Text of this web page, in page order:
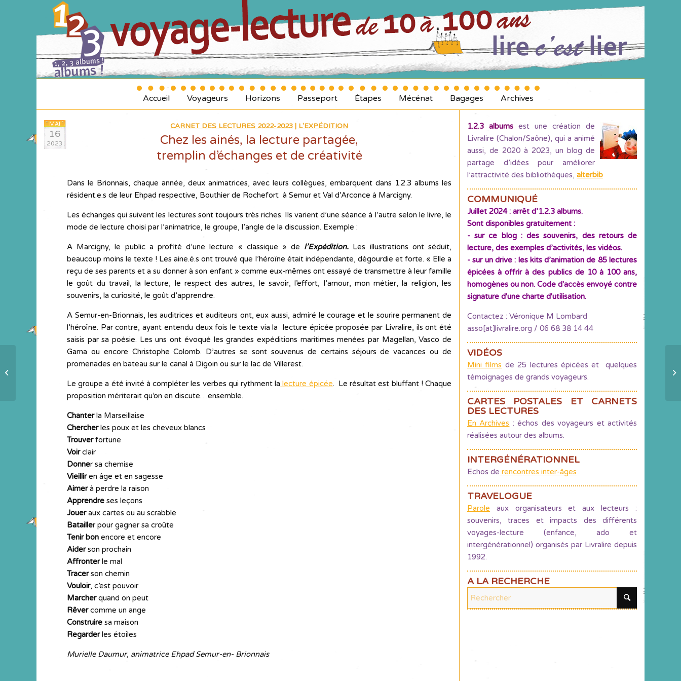
Accueil Voyageurs Horizons Passeport Étapes Mécénat Bagages Archives
MAI
16
2023
CARNET DES LECTURES 2022-2023 L'EXPÉDITION
Chez les ainés, la lecture partagée,
tremplin d’échanges et de créativité
Dans le Brionnais, chaque année, deux animatrices, avec leurs collègues, embarquent dans 1.2.3 albums les
résident.e.s de leur Ehpad respective, Bouthier de Rochefort à Semur et Val d’Arconce à Marcigny.
Les échanges qui suivent les lectures sont toujours très riches. Ils varient d’une séance à l’autre selon le livre, le
mode de lecture choisi par l’animatrice, le groupe, l’angle de la discussion. Exemple :
A Marcigny, le public a profité d’une lecture « classique » de l’Expédition. Les illustrations ont séduit,
beaucoup moins le texte ! Les aine.é.s ont trouvé que l’héroïne était indépendante, dégourdie et forte. « Elle a
reçu de ses parents et a su donner à son enfant » comme eux-mêmes ont essayé de transmettre à leur famille
le goût du travail, la lecture, le respect des autres, le savoir, l’effort, l’amour, mon métier, la religion, les
souvenirs, la curiosité, le goût d’apprendre.
A Semur-en-Brionnais, les auditrices et auditeurs ont, eux aussi, admiré le courage et le sourire permanent de
l’héroïne. Par contre, ayant entendu deux fois le texte via la lecture épicée proposée par Livralire, ils ont été
saisis par sa poésie. Les uns ont évoqué les grandes expéditions maritimes menées par Magellan, Vasco de
Gama ou encore Christophe Colomb. D’autres se sont souvenus de certains séjours de vacances ou de
promenades en bateau sur le canal à Digoin ou sur le lac de Villerest.
Le groupe a été invité à compléter les verbes qui rythment la lecture épicée. Le résultat est bluffant ! Chaque
proposition mériterait qu’on en discute…ensemble.
Chanterla Marseillaise
Chercherles poux et les cheveux blancs
Trouverfortune
Voirclair
Donner sa chemise
Vieilliren âge et en sagesse
Aimerà perdre la raison
Apprendre ses leçons
Joueraux cartes ou au scrabble
Batailler pour gagner sa croûte
Tenir bon encore et encore
Aiderson prochain
Affronterle mal
Tracerson chemin
Vouloir, c’est pouvoir
Marcherquand on peut
Rêvercomme un ange
Construire sa maison
Regarderles étoiles
Murielle Daumur, animatrice Ehpad Semur-en- Brionnais
1.2.3 albums est une création de
Livralire (Chalon/Saône), qui a animé
aussi, de 2020 à 2023, un blog de
partage d’idées pour améliorer
l’attractivité des bibliothèques, alterbib
COMMUNIQUÉ
Juillet 2024 : arrêt d’1.2.3 albums.
Sont disponibles gratuitement :
- sur ce blog : des souvenirs, des retours de
lecture, des exemples d’activités, les vidéos.
- sur un drive : les kits d’animation de 85 lectures
épicées à offrir à des publics de 10 à 100 ans,
homogènes ou non. Code d'accès envoyé contre
signature d'une charte d'utilisation.
Contactez : Véronique M Lombard
asso[at]livralire.org / 06 68 38 14 44
VIDÉOS
Mini films de 25 lectures épicées et quelques
témoignages de grands voyageurs.
CARTES POSTALES ET CARNETS
DES LECTURES
En Archives : échos des voyageurs et activités
réalisées autour des albums.
INTERGÉNÉRATIONNEL
Echos de rencontres inter-âges
TRAVELOGUE
Parole aux organisateurs et aux lecteurs :
souvenirs, traces et impacts des différents
voyages-lecture (enfance, ado et
intergénérationnel) organisés par Livralire depuis
1992.
A LA RECHERCHE